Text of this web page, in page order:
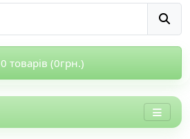
0 товарів (0грн.)